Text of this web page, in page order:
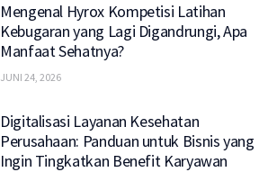
Mengenal Hyrox Kompetisi Latihan
Kebugaran yang Lagi Digandrungi, Apa
Manfaat Sehatnya?
JUNI 24, 2026
Digitalisasi Layanan Kesehatan
Perusahaan: Panduan untuk Bisnis yang
Ingin Tingkatkan Benefit Karyawan